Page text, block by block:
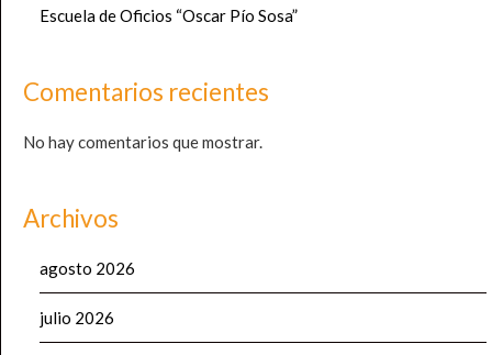
Escuela de Oficios “Oscar Pío Sosa”
Comentarios recientes
No hay comentarios que mostrar.
Archivos
agosto 2026
julio 2026